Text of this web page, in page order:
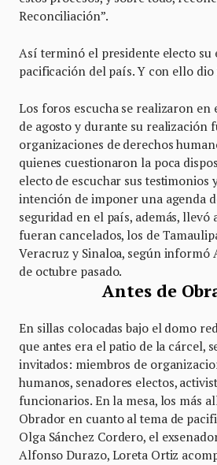
Reconciliación”.
Así terminó el presidente electo su
pacificación del país. Y con ello
Los foros escucha se realizaron en
de agosto y durante su realización
organizaciones de derechos
quienes cuestionaron la poca
electo de escuchar sus
intención de imponer una agenda
seguridad en el país, además, llevó
fueran cancelados, los de
Veracruz y Sinaloa, según informó
de octubre pasado.
Antes de
En sillas colocadas bajo el domo
que antes era el patio de la cárcel,
invitados: miembros de
humanos, senadores electos,
funcionarios. En la mesa, los más
Obrador en cuanto al tema de
Olga Sánchez Cordero, el
Alfonso Durazo, Loreta Ortiz